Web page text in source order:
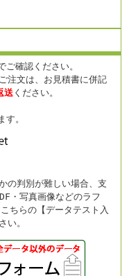
ご確認ください。
注文は、お見積書に併記
送 ください。
。
の判別が難しい場合、支
・写真画像などのラフ
ちらの【データテスト入
い。